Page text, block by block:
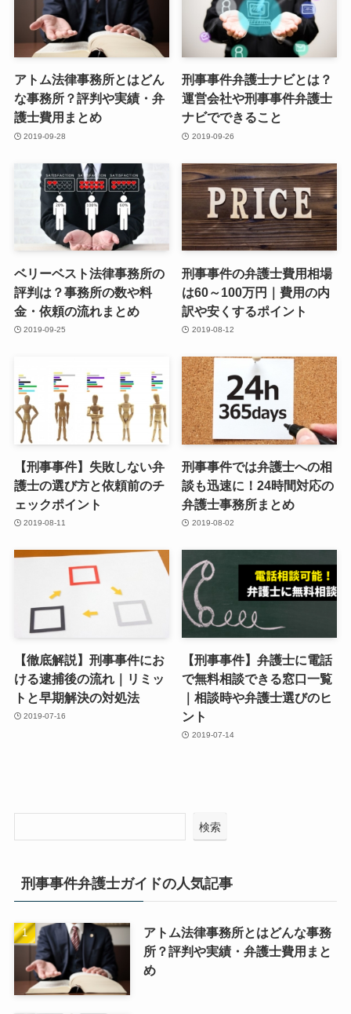
アトム法律事務所とはどん
な事務所？評判や実績・弁
護士費用まとめ
2019-09-28
刑事事件弁護士ナビとは？
運営会社や刑事事件弁護士
ナビでできること
2019-09-26
ベリーベスト法律事務所の
評判は？事務所の数や料
金・依頼の流れまとめ
2019-09-25
刑事事件の弁護士費用相場
は60～100万円｜費用の内
訳や安くするポイント
2019-08-12
【刑事事件】失敗しない弁
護士の選び方と依頼前のチ
ェックポイント
2019-08-11
刑事事件では弁護士への相
談も迅速に！24時間対応の
弁護士事務所まとめ
2019-08-02
【徹底解説】刑事事件にお
ける逮捕後の流れ｜リミッ
トと早期解決の対処法
2019-07-16
【刑事事件】弁護士に電話
で無料相談できる窓口一覧
｜相談時や弁護士選びのヒ
ント
2019-07-14
検索
刑事事件弁護士ガイドの人気記事
アトム法律事務所とはどんな事務
所？評判や実績・弁護士費用まと
め